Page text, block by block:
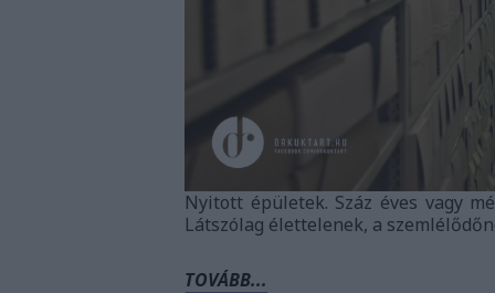
Nyitott épületek. Száz éves vagy
Látszólag élettelenek, a
TOVÁBB...